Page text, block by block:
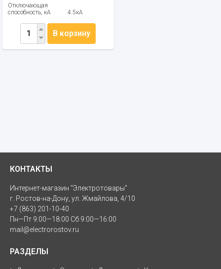
Отключающая
способность, кА
4.5кА
В корзину
КОНТАКТЫ
Интернет-магазин "Электротовары"
г. Ростов-на-Дону, ул. Жмайлова, 4/10
+7 (863) 201-10-40
Пн—Пт 9:00—18:00 Сб 9:00—16:00
mail@electrorostov.ru
РАЗДЕЛЫ